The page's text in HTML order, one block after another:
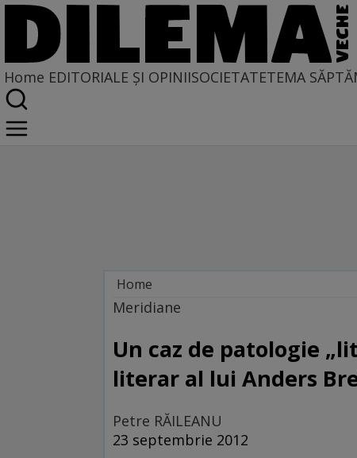
Home EDITORIALE ȘI OPINIISOCIETATETEMA
Home
Dilemateca
Meridiane
Un caz de patologie
literar al lui Anders
Petre RĂILEANU
23 septembrie 2012